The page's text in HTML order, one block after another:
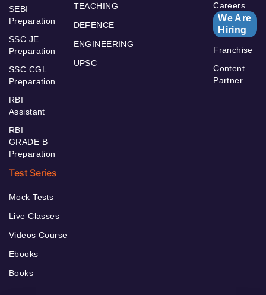
SEBI
Preparation
SSC JE
Preparation
SSC CGL
Preparation
RBI
Assistant
RBI
GRADE B
Preparation
TEACHING
DEFENCE
ENGINEERING
UPSC
Careers
We Are
Hiring
Franchise
Content
Partner
Test Series
Mock Tests
Live Classes
Videos Course
Ebooks
Books